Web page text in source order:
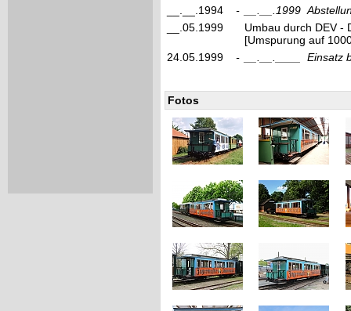
__.__.1994
- __.__.1999
__.05.1999
Umbau durch DEV -
[Umspurung auf
24.05.1999
- Einsatz
Fotos